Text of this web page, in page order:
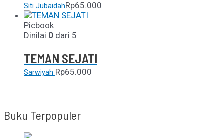
Siti JubaidahRp65.000
Picbook
Dinilai 0 dari 5
TEMAN SEJATI
Sarwiyah Rp65.000
Buku Terpopuler